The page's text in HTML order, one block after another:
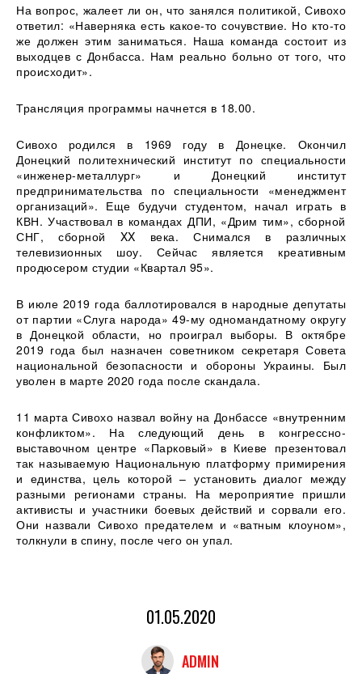
На вопрос, жалеет ли он, что занялся политикой, Сивохо
ответил: «Наверняка есть какое-то сочувствие. Но кто-то
же должен этим заниматься. Наша команда состоит из
выходцев с Донбасса. Нам реально больно от того, что
происходит».
Трансляция программы начнется в 18.00.
Сивохо родился в 1969 году в Донецке. Окончил
Донецкий политехнический институт по специальности
«инженер-металлург» и Донецкий институт
предпринимательства по специальности «менеджмент
организаций». Еще будучи студентом, начал играть в
КВН. Участвовал в командах ДПИ, «Дрим тим», сборной
СНГ, сборной XX века. Снимался в различных
телевизионных шоу. Сейчас является креативным
продюсером студии «Квартал 95».
В июле 2019 года баллотировался в народные депутаты
от партии «Слуга народа» 49-му одномандатному округу
в Донецкой области, но проиграл выборы. В октябре
2019 года был назначен советником секретаря Совета
национальной безопасности и обороны Украины. Был
уволен в марте 2020 года после скандала.
11 марта Сивохо назвал войну на Донбассе «внутренним
конфликтом». На следующий день в конгрессно-
выставочном центре «Парковый» в Киеве презентовал
так называемую Национальную платформу примирения
и единства, цель которой – установить диалог между
разными регионами страны. На мероприятие пришли
активисты и участники боевых действий и сорвали его.
Они назвали Сивохо предателем и «ватным клоуном»,
толкнули в спину, после чего он упал.
01.05.2020
ADMIN